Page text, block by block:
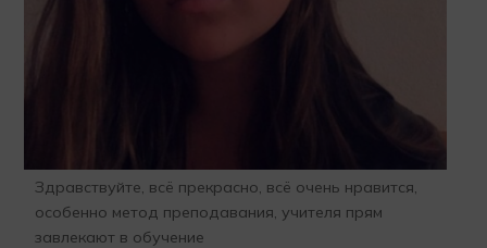
Здравствуйте, всё прекрасно, всё очень нравится,
особенно метод преподавания, учителя прям
завлекают в обучение